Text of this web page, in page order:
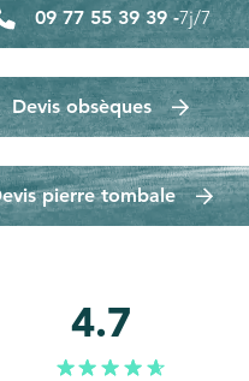
09 77 55 39 39 -7j/7
Devis obsèques
pierre tombale
4.7